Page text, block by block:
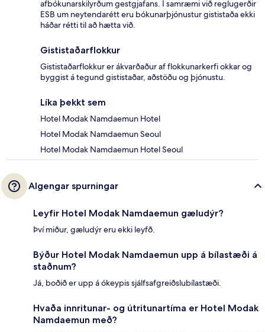
afbókunarskilyrðum gestgjafans. Í samræmi við reglugerðir
ESB um neytendarétt eru bókunarþjónustur gististaða ekki
háðar rétti til að hætta við.
Gististaðarflokkur
Gististaðarflokkur er ákvarðaður af flokkunarkerfi okkar og
byggist á tegund gististaðar, aðstöðu og þjónustu.
Líka þekkt sem
Hotel Modak Namdaemun Hotel
Hotel Modak Namdaemun Seoul
Hotel Modak Namdaemun Hotel Seoul
Algengar spurningar
Leyfir Hotel Modak Namdaemun gæludýr?
Því miður, gæludýr eru ekki leyfð.
Býður Hotel Modak Namdaemun upp á bílastæði á
staðnum?
Já, boðið er upp á ókeypis sjálfsafgreiðslubílastæði.
Hvaða innritunar- og útritunartíma er Hotel Modak
Namdaemun með?